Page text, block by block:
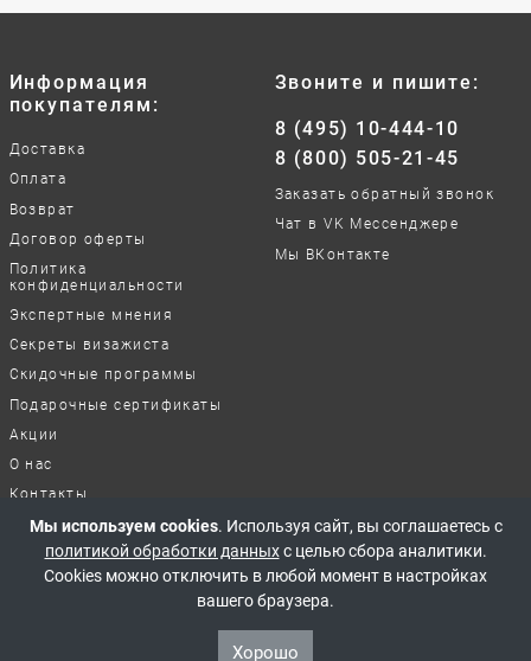
Информация
покупателям:
Доставка
Оплата
Возврат
Договор оферты
Политика
конфиденциальности
Экспертные мнения
Секреты визажиста
Скидочные программы
Подарочные сертификаты
Акции
О нас
Контакты
Отзывы о нашей работе
Звоните и пишите:
8 (495) 10-444-10
8 (800) 505-21-45
Заказать обратный звонок
Чат в VK Мессенджере
Мы ВКонтакте
© 2017-2026 Все права защищены
Мы используем cookies. Используя сайт, вы соглашаетесь с
политикой обработки данныхс целью сбора аналитики.
Cookies можно отключить в любой момент в настройках
вашего браузера.
Хорошо